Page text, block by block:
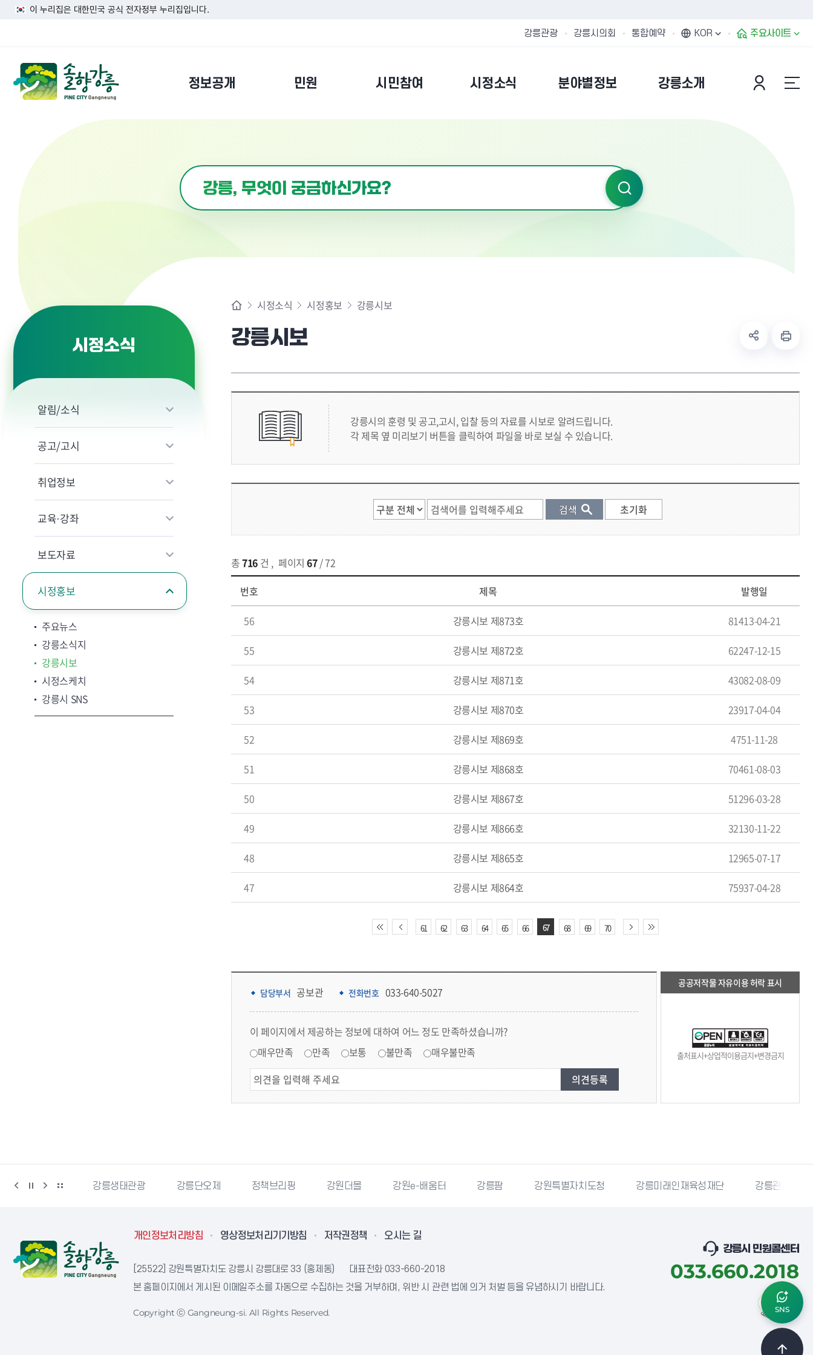
이 누리집은 대한민국 공식 전자정부 누리집입니다.
강릉관광 강릉시의회 통합예약 KOR 주요사이트
정보공개 민원 시민참여 시정소식 분야별정보 강릉소개
시정소식
알림/소식
공고/고시
취업정보
교육·강좌
보도자료
시정홍보
주요뉴스
강릉소식지
강릉시보
시정스케치
강릉시 SNS
시정소식 시정홍보 강릉시보
강릉시보
강릉시의 훈령 및 공고,고시, 입찰 등의 자료를 시보로 알려드립니다.
각 제목 옆 미리보기 버튼을 클릭하여 파일을 바로 보실 수 있습니다.
총716 건 , 페이지67/ 72
번호
제목 발행일
56 강릉시보 제873호 81413-04-21
55 강릉시보 제872호 62247-12-15
54 강릉시보 제871호 43082-08-09
53 강릉시보 제870호 23917-04-04
52 강릉시보 제869호 4751-11-28
51 강릉시보 제868호 70461-08-03
50 강릉시보 제867호 51296-03-28
49 강릉시보 제866호 32130-11-22
48 강릉시보 제865호 12965-07-17
47 강릉시보 제864호 75937-04-28
61 62 63 64 65 66 67 68 69 70
담당부서 공보관 전화번호 033-640-5027
이 페이지에서 제공하는 정보에 대하여 어느 정도 만족하셨습니까?
매우만족
만족 보통 불만족 매우불만족
공공저작물 자유이용 허락 표시
출처표시+상업적이용금지+변경금지
강릉생태관광 강릉단오제 정책브리핑 강원더몰 강원e-배움터 강릉팜 강원특별자치도청 강릉미래인재육성재단 강릉관광개발공사 국민재난
개인정보처리방침 영상정보처리기기방침 저작권정책 오시는 길
[25522] 강원특별자치도 강릉시 강릉대로 33 (홍제동) 대표전화 033-660-2018
본 홈페이지에서 게시된 이메일주소를 자동으로 수집하는 것을 거부하며, 위반 시 관련 법에 의거 처벌 등을 유념하시기 바랍니다.
Copyright ⓒ Gangneung-si. All Rights Reserved.
강릉시 민원콜센터
033.660.2018
SNS